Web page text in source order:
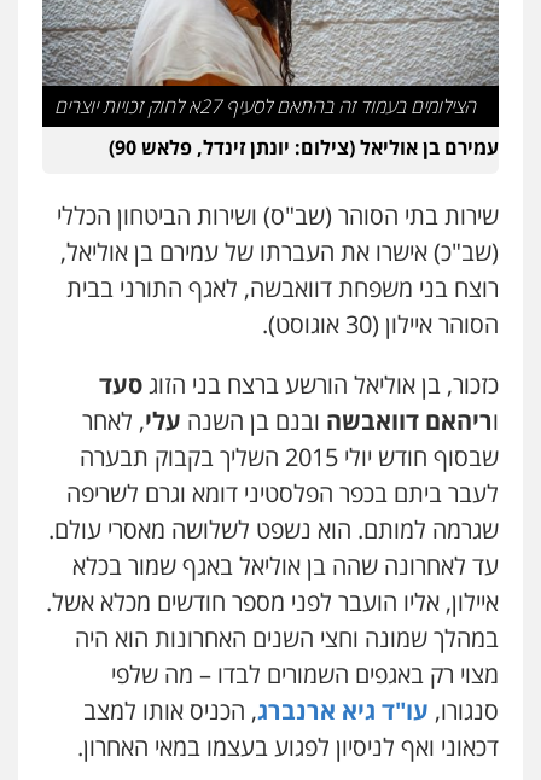
משרד עורכי דין חן ברוך
פלילי דיני תעבורה מעצרים וחקירות
0505078733
פלילי פשיעה חמורה מעצרים וחקירות
0507446995
אבי אמר משרד עורכי דין
0502130230
עו"ד אילן אלימלך
פלילי פשיעה חמורה תעבורה אסירים
0522992110
עו"ד יוסי חמצני
מס הלבנת הון
0505471497
עו"ד שאדי נאטור
פלילי
הצילומים בעמוד זה בהתאם לסעיף 27א לחוק זכויות יוצרים
עמירם בן אוליאל (צילום: יונתן זינדל, פלאש 90)
שירות בתי הסוהר (שב"ס) ושירות הביטחון הכללי
(שב"כ) אישרו את העברתו של עמירם בן אוליאל,
רוצח בני משפחת דוואבשה, לאגף התורני בבית
הסוהר איילון (30 אוגוסט).
כזכור, בן אוליאל הורשע ברצח בני הזוגסעד
וריהאם דוואבשה ובנם בן השנה עלי, לאחר
שבסוף חודש יולי 2015 השליך בקבוק תבערה
לעבר ביתם בכפר הפלסטיני דומא וגרם לשריפה
שגרמה למותם. הוא נשפט לשלושה מאסרי עולם.
עד לאחרונה שהה בן אוליאל באגף שמור בכלא
איילון, אליו הועבר לפני מספר חודשים מכלא אשל.
במהלך שמונה וחצי השנים האחרונות הוא היה
מצוי רק באגפים השמורים לבדו – מה שלפי
סנגורו, עו"ד גיא ארנברג, הכניס אותו למצב
דכאוני ואף לניסיון לפגוע בעצמו במאי האחרון.